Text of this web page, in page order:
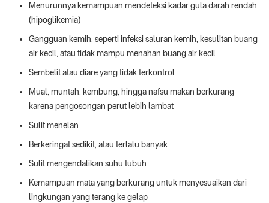
Menurunnya kemampuan mendeteksi kadar gula darah rendah
(hipoglikemia)
Gangguan kemih, seperti infeksi saluran kemih, kesulitan buang
air kecil, atau tidak mampu menahan buang air kecil
Sembelit atau diare yang tidak terkontrol
Mual, muntah, kembung, hingga nafsu makan berkurang
karena pengosongan perut lebih lambat
Sulit menelan
Berkeringat sedikit, atau terlalu banyak
Sulit mengendalikan suhu tubuh
Kemampuan mata yang berkurang untuk menyesuaikan dari
lingkungan yang terang ke gelap